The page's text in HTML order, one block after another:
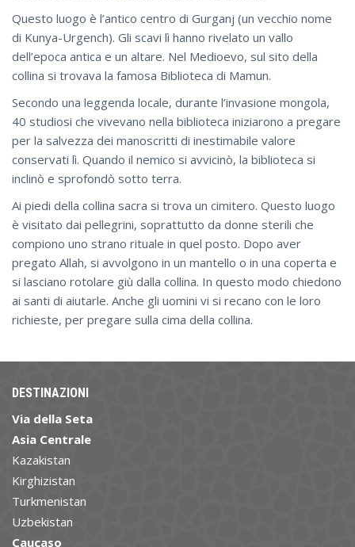
Questo luogo è l’antico centro di Gurganj (un vecchio nome
di Kunya-Urgench). Gli scavi lì hanno rivelato un vallo
dell’epoca antica e un altare. Nel Medioevo, sul sito della
collina si trovava la famosa Biblioteca di Mamun.
Secondo una leggenda locale, durante l’invasione mongola,
40 studiosi che vivevano nella biblioteca iniziarono a pregare
per la salvezza dei manoscritti di inestimabile valore
conservati lì. Quando il nemico si avvicinò, la biblioteca si
inclinò e sprofondò sotto terra.
Ai piedi della collina sacra si trova un cimitero. Questo luogo
è visitato dai pellegrini, soprattutto da donne sterili che
compiono uno strano rituale in quel posto. Dopo aver
pregato Allah, si avvolgono in un mantello o in una coperta e
si lasciano rotolare giù dalla collina. In questo modo chiedono
ai santi di aiutarle. Anche gli uomini vi si recano con le loro
richieste, per pregare sulla cima della collina.
DESTINAZIONI
Via della Seta
Asia Centrale
Kazakistan
Kirghizistan
Turkmenistan
Uzbekistan
Caucaso